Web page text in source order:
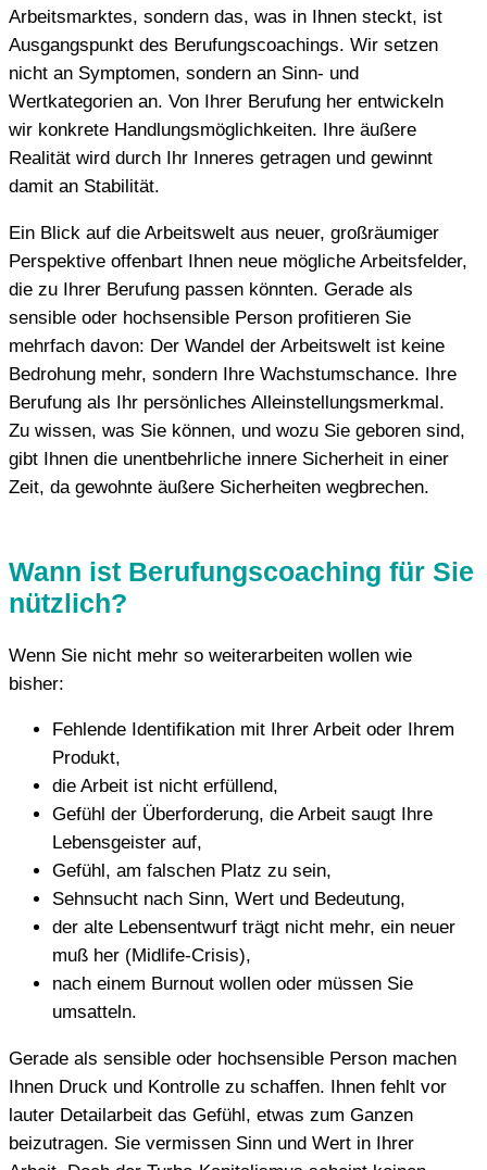
Arbeitsmarktes, sondern das, was in Ihnen steckt, ist
Ausgangspunkt des Berufungscoachings. Wir setzen
nicht an Symptomen, sondern an Sinn- und
Wertkategorien an. Von Ihrer Berufung her entwickeln
wir konkrete Handlungsmöglichkeiten. Ihre äußere
Realität wird durch Ihr Inneres getragen und gewinnt
damit an Stabilität.
Ein Blick auf die Arbeitswelt aus neuer, großräumiger
Perspektive offenbart Ihnen neue mögliche Arbeitsfelder,
die zu Ihrer Berufung passen könnten. Gerade als
sensible oder hochsensible Person profitieren Sie
mehrfach davon: Der Wandel der Arbeitswelt ist keine
Bedrohung mehr, sondern Ihre Wachstumschance. Ihre
Berufung als Ihr persönliches Alleinstellungsmerkmal.
Zu wissen, was Sie können, und wozu Sie geboren sind,
gibt Ihnen die unentbehrliche innere Sicherheit in einer
Zeit, da gewohnte äußere Sicherheiten wegbrechen.
Wann ist Berufungscoaching für Sie
nützlich?
Wenn Sie nicht mehr so weiterarbeiten wollen wie
bisher:
Fehlende Identifikation mit Ihrer Arbeit oder Ihrem
Produkt,
die Arbeit ist nicht erfüllend,
Gefühl der Überforderung, die Arbeit saugt Ihre
Lebensgeister auf,
Gefühl, am falschen Platz zu sein,
Sehnsucht nach Sinn, Wert und Bedeutung,
der alte Lebensentwurf trägt nicht mehr, ein neuer
muß her (Midlife-Crisis),
nach einem Burnout wollen oder müssen Sie
umsatteln.
Gerade als sensible oder hochsensible Person machen
Ihnen Druck und Kontrolle zu schaffen. Ihnen fehlt vor
lauter Detailarbeit das Gefühl, etwas zum Ganzen
beizutragen. Sie vermissen Sinn und Wert in Ihrer